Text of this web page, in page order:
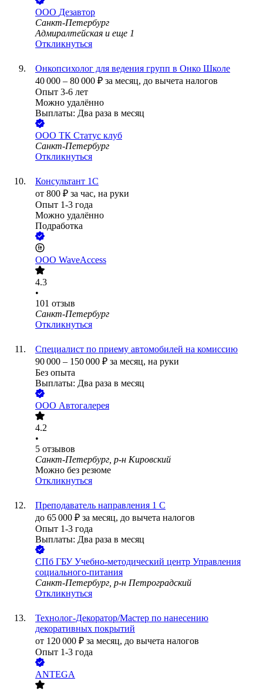
ООО Дезавтор
Санкт-Петербург
Адмиралтейская и еще 1
Откликнуться
Онкопсихолог для ведения групп в Онко Школе
40 000 – 80 000 ₽ за месяц, до вычета налогов
Опыт 3-6 лет
Можно удалённо
Выплаты: Два раза в месяц
ООО ТК Статус клуб
Санкт-Петербург
Откликнуться
Консультант 1С
от 800 ₽ за час, на руки
Опыт 1-3 года
Можно удалённо
Подработка
ООО WaveAccess
4.3
•
101 отзыв
Санкт-Петербург
Откликнуться
Специалист по приему автомобилей на комиссию
90 000 – 150 000 ₽ за месяц, на руки
Без опыта
Выплаты: Два раза в месяц
ООО Автогалерея
4.2
•
5 отзывов
Санкт-Петербург, р-н Кировский
Можно без резюме
Откликнуться
Преподаватель направления 1 С
до 65 000 ₽ за месяц, до вычета налогов
Опыт 1-3 года
Выплаты: Два раза в месяц
СПб ГБУ Учебно-методический центр Управления
социального-питания
Санкт-Петербург, р-н Петроградский
Откликнуться
Технолог-Декоратор/Мастер по нанесению
декоративных покрытий
от 120 000 ₽ за месяц, до вычета налогов
Опыт 1-3 года
ANTEGA